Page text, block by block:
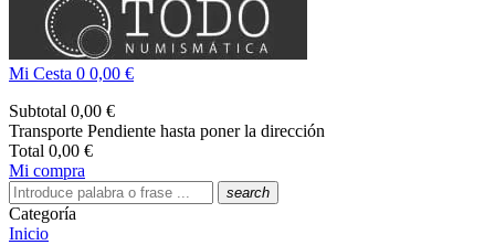
Mi Cesta 0 0,00 €
Subtotal 0,00 €
Transporte Pendiente hasta poner la dirección
Total 0,00 €
Mi compra
search
Categoría
Inicio